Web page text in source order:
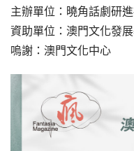
主辦單位：曉角話劇研
資助單位：澳門文化發
嗚謝：澳門文化中心